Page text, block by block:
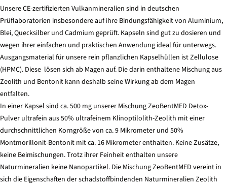
Unsere CE-zertifizierten Vulkanmineralien sind in deutschen
Prüflaboratorien insbesondere auf ihre Bindungsfähigkeit von Aluminium,
Blei, Quecksilber und Cadmium geprüft. Kapseln sind gut zu dosieren und
wegen ihrer einfachen und praktischen Anwendung ideal für unterwegs.
Ausgangsmaterial für unsere rein pflanzlichen Kapselhüllen ist Zellulose
(HPMC). Diese lösen sich ab Magen auf. Die darin enthaltene Mischung aus
Zeolith und Bentonit kann deshalb seine Wirkung ab dem Magen
entfalten.
In einer Kapsel sind ca. 500 mg unserer Mischung ZeoBentMED Detox-
Pulver ultrafein aus 50% ultrafeinem Klinoptilolith-Zeolith mit einer
durchschnittlichen Korngröße von ca. 9 Mikrometer und 50%
Montmorillonit-Bentonit mit ca. 16 Mikrometer enthalten. Keine Zusätze,
keine Beimischungen. Trotz ihrer Feinheit enthalten unsere
Naturmineralien keine Nanopartikel. Die Mischung ZeoBentMED vereint in
sich die Eigenschaften der schadstoffbindenden Naturmineralien Zeolith